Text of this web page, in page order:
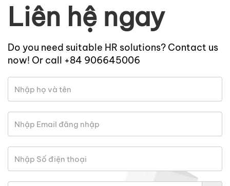
Liên hệ ngay
Do you need suitable HR solutions? Contact us
now! Or call +84 906645006